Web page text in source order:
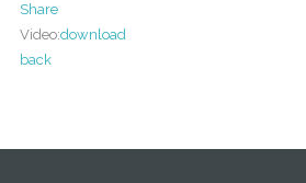
Share
Video:download
back